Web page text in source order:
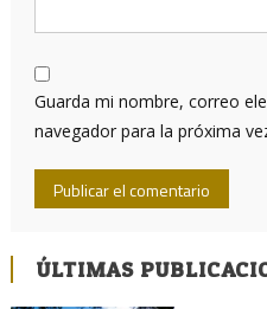
Guarda mi nombre, correo
navegador para la próxima
ÚLTIMAS